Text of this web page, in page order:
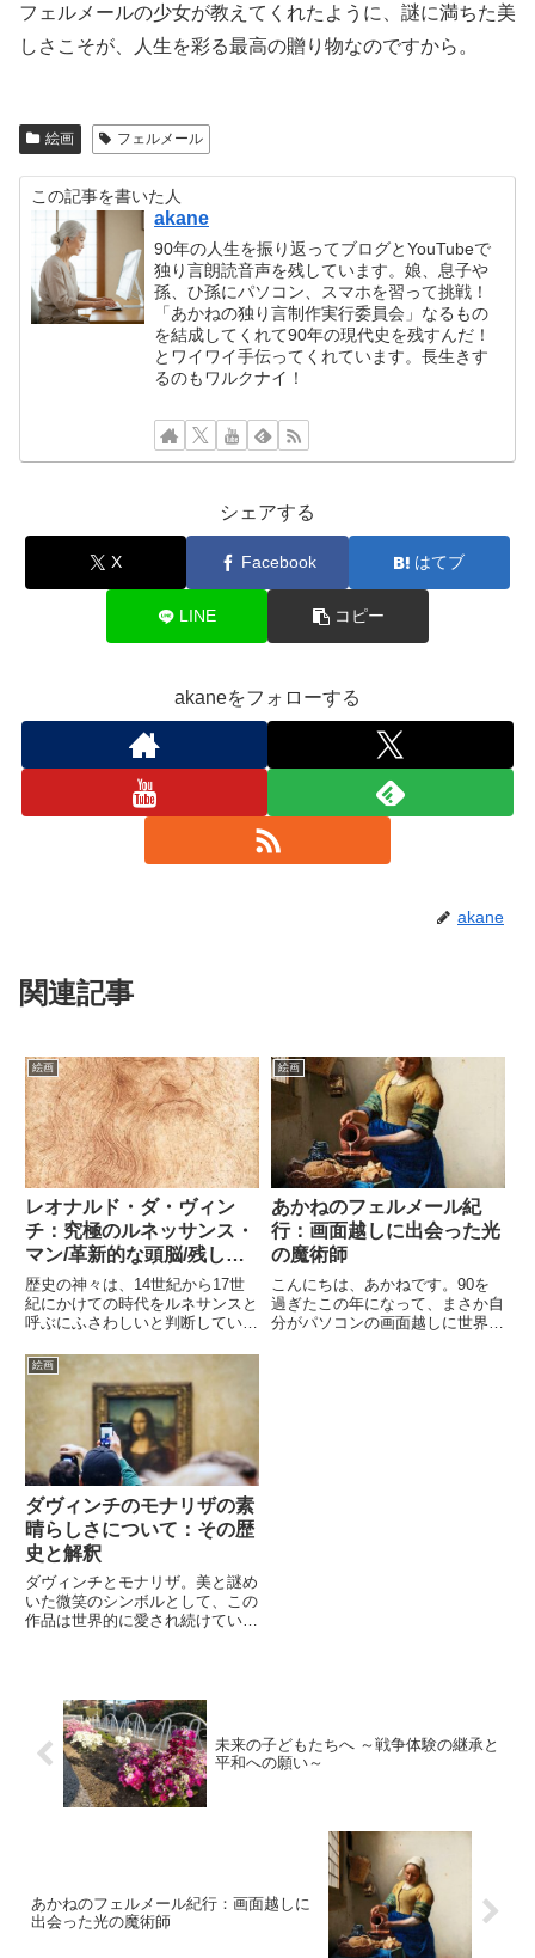
フェルメールの少女が教えてくれたように、謎に満ちた美
しさこそが、人生を彩る最高の贈り物なのですから。
絵画 フェルメール
この記事を書いた人
akane
90年の人生を振り返ってブログとYouTubeで
独り言朗読音声を残しています。娘、息子や
孫、ひ孫にパソコン、スマホを習って挑戦！
「あかねの独り言制作実行委員会」なるもの
を結成してくれて90年の現代史を残すんだ！
とワイワイ手伝ってくれています。長生きす
るのもワルクナイ！
シェアする
X Facebook はてブ
LINE コピー
akaneをフォローする
akane
関連記事
絵画
レオナルド・ダ・ヴィン
チ：究極のルネッサンス・
マン/革新的な頭脳/残した
もの
歴史の神々は、14世紀から17世
紀にかけての時代をルネサンスと
呼ぶにふさわしいと判断してい
隆盛、ヒューマニズム、教育の進
化、科学・哲学への関心などの時
代であった。しかし、ルネサンス
を語るとき、どうしても思い浮
絵画
あかねのフェルメール紀
行：画面越しに出会った光
の魔術師
こんにちは、あかねです。90を
過ぎたこの年になって、まさか自
分がパソコンの画面越しに世界中
絵画
ダヴィンチのモナリザの素
晴らしさについて：その歴
史と解釈
ダヴィンチとモナリザ。美と謎め
いた微笑のシンボルとして、この
作品は世界的に愛され続けていま
ザの美しさに魅了され、その解釈
を巡って様々な議論が交わされ
未来の子どもたちへ ～戦争体験の継承と
平和への願い～
あかねのフェルメール紀行：画面越しに
出会った光の魔術師